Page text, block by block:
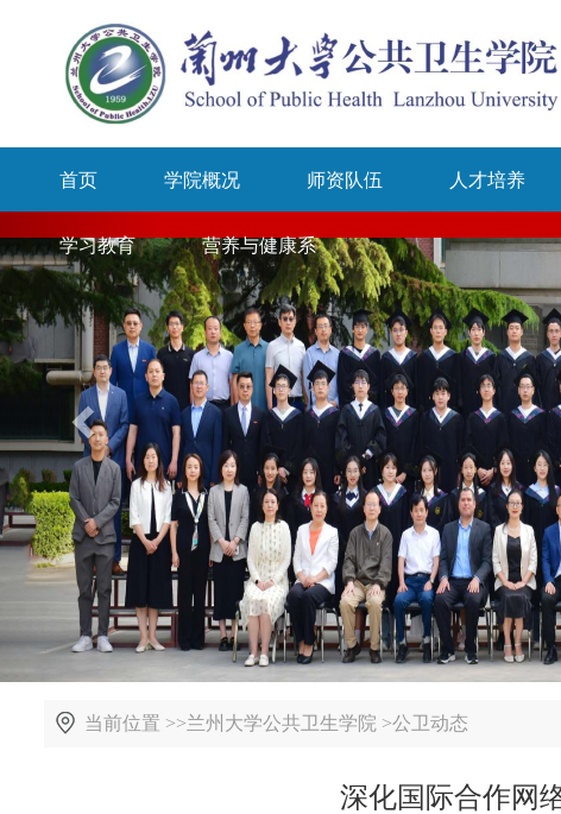
首页 学院概况 师资队伍 人才培养
学习教育 营养与健康系
当前位置 >>兰州大学公共卫生学院 >公卫动态
深化国际合作网